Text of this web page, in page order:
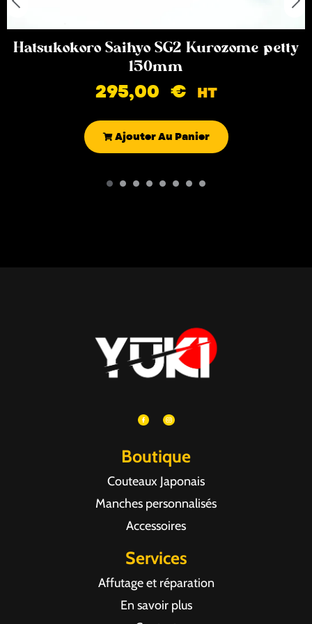
Hatsukokoro Saihyo SG2 Kurozome petty
150mm
295,00 € HT
Ajouter Au Panier
Boutique
Couteaux Japonais
Manches personnalisés
Accessoires
Services
Affutage et réparation
En savoir plus